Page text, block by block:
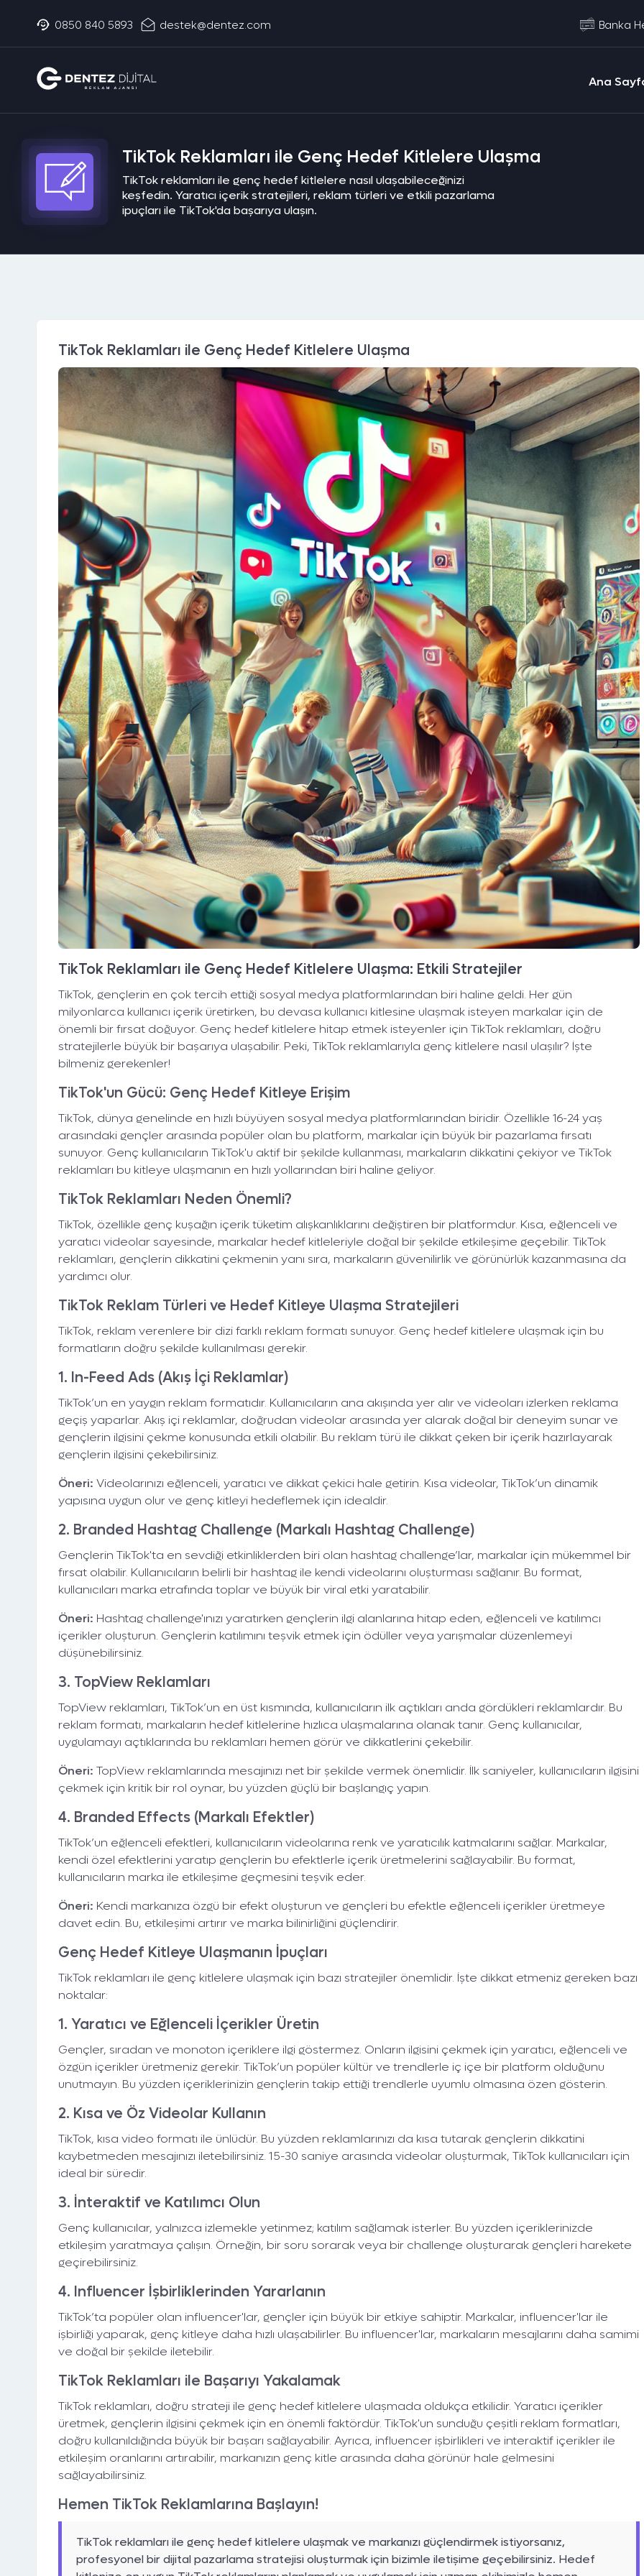
0850 840 5893 destek@dentez.com Banka
Ana
TikTok Reklamları ile Genç Hedef Kitlelere Ulaşma
TikTok reklamları ile genç hedef kitlelere nasıl ulaşabileceğinizi
keşfedin. Yaratıcı içerik stratejileri, reklam türleri ve etkili pazarlama
ipuçları ile TikTok'da başarıya ulaşın.
TikTok Reklamları ile Genç Hedef Kitlelere Ulaşma
TikTok Reklamları ile Genç Hedef Kitlelere Ulaşma: Etkili Stratejiler
TikTok, gençlerin en çok tercih ettiği sosyal medya platformlarından biri haline geldi. Her gün
milyonlarca kullanıcı içerik üretirken, bu devasa kullanıcı kitlesine ulaşmak isteyen markalar için de
önemli bir fırsat doğuyor. Genç hedef kitlelere hitap etmek isteyenler için TikTok reklamları, doğru
stratejilerle büyük bir başarıya ulaşabilir. Peki, TikTok reklamlarıyla genç kitlelere nasıl ulaşılır? İşte
bilmeniz gerekenler!
TikTok'un Gücü: Genç Hedef Kitleye Erişim
TikTok, dünya genelinde en hızlı büyüyen sosyal medya platformlarından biridir. Özellikle 16-24 yaş
arasındaki gençler arasında popüler olan bu platform, markalar için büyük bir pazarlama fırsatı
sunuyor. Genç kullanıcıların TikTok'u aktif bir şekilde kullanması, markaların dikkatini çekiyor ve TikTok
reklamları bu kitleye ulaşmanın en hızlı yollarından biri haline geliyor.
TikTok Reklamları Neden Önemli?
TikTok, özellikle genç kuşağın içerik tüketim alışkanlıklarını değiştiren bir platformdur. Kısa, eğlenceli ve
yaratıcı videolar sayesinde, markalar hedef kitleleriyle doğal bir şekilde etkileşime geçebilir. TikTok
reklamları, gençlerin dikkatini çekmenin yanı sıra, markaların güvenilirlik ve görünürlük kazanmasına da
yardımcı olur.
TikTok Reklam Türleri ve Hedef Kitleye Ulaşma Stratejileri
TikTok, reklam verenlere bir dizi farklı reklam formatı sunuyor. Genç hedef kitlelere ulaşmak için bu
formatların doğru şekilde kullanılması gerekir.
1. In-Feed Ads (Akış İçi Reklamlar)
TikTok’un en yaygın reklam formatıdır. Kullanıcıların ana akışında yer alır ve videoları izlerken reklama
geçiş yaparlar. Akış içi reklamlar, doğrudan videolar arasında yer alarak doğal bir deneyim sunar ve
gençlerin ilgisini çekme konusunda etkili olabilir. Bu reklam türü ile dikkat çeken bir içerik hazırlayarak
gençlerin ilgisini çekebilirsiniz.
Öneri: Videolarınızı eğlenceli, yaratıcı ve dikkat çekici hale getirin. Kısa videolar, TikTok’un dinamik
yapısına uygun olur ve genç kitleyi hedeflemek için idealdir.
2. Branded Hashtag Challenge (Markalı Hashtag Challenge)
Gençlerin TikTok'ta en sevdiği etkinliklerden biri olan hashtag challenge’lar, markalar için mükemmel bir
fırsat olabilir. Kullanıcıların belirli bir hashtag ile kendi videolarını oluşturması sağlanır. Bu format,
kullanıcıları marka etrafında toplar ve büyük bir viral etki yaratabilir.
Öneri: Hashtag challenge'ınızı yaratırken gençlerin ilgi alanlarına hitap eden, eğlenceli ve katılımcı
içerikler oluşturun. Gençlerin katılımını teşvik etmek için ödüller veya yarışmalar düzenlemeyi
düşünebilirsiniz.
3. TopView Reklamları
TopView reklamları, TikTok’un en üst kısmında, kullanıcıların ilk açtıkları anda gördükleri reklamlardır. Bu
reklam formatı, markaların hedef kitlelerine hızlıca ulaşmalarına olanak tanır. Genç kullanıcılar,
uygulamayı açtıklarında bu reklamları hemen görür ve dikkatlerini çekebilir.
Öneri: TopView reklamlarında mesajınızı net bir şekilde vermek önemlidir. İlk saniyeler, kullanıcıların ilgisini
çekmek için kritik bir rol oynar, bu yüzden güçlü bir başlangıç yapın.
4. Branded Effects (Markalı Efektler)
TikTok’un eğlenceli efektleri, kullanıcıların videolarına renk ve yaratıcılık katmalarını sağlar. Markalar,
kendi özel efektlerini yaratıp gençlerin bu efektlerle içerik üretmelerini sağlayabilir. Bu format,
kullanıcıların marka ile etkileşime geçmesini teşvik eder.
Öneri: Kendi markanıza özgü bir efekt oluşturun ve gençleri bu efektle eğlenceli içerikler üretmeye
davet edin. Bu, etkileşimi artırır ve marka bilinirliğini güçlendirir.
Genç Hedef Kitleye Ulaşmanın İpuçları
TikTok reklamları ile genç kitlelere ulaşmak için bazı stratejiler önemlidir. İşte dikkat etmeniz gereken bazı
noktalar:
1. Yaratıcı ve Eğlenceli İçerikler Üretin
Gençler, sıradan ve monoton içeriklere ilgi göstermez. Onların ilgisini çekmek için yaratıcı, eğlenceli ve
özgün içerikler üretmeniz gerekir. TikTok’un popüler kültür ve trendlerle iç içe bir platform olduğunu
unutmayın. Bu yüzden içeriklerinizin gençlerin takip ettiği trendlerle uyumlu olmasına özen gösterin.
2. Kısa ve Öz Videolar Kullanın
TikTok, kısa video formatı ile ünlüdür. Bu yüzden reklamlarınızı da kısa tutarak gençlerin dikkatini
kaybetmeden mesajınızı iletebilirsiniz. 15-30 saniye arasında videolar oluşturmak, TikTok kullanıcıları için
ideal bir süredir.
3. İnteraktif ve Katılımcı Olun
Genç kullanıcılar, yalnızca izlemekle yetinmez; katılım sağlamak isterler. Bu yüzden içeriklerinizde
etkileşim yaratmaya çalışın. Örneğin, bir soru sorarak veya bir challenge oluşturarak gençleri harekete
geçirebilirsiniz.
4. Influencer İşbirliklerinden Yararlanın
TikTok’ta popüler olan influencer'lar, gençler için büyük bir etkiye sahiptir. Markalar, influencer'lar ile
işbirliği yaparak, genç kitleye daha hızlı ulaşabilirler. Bu influencer'lar, markaların mesajlarını daha samimi
ve doğal bir şekilde iletebilir.
TikTok Reklamları ile Başarıyı Yakalamak
TikTok reklamları, doğru strateji ile genç hedef kitlelere ulaşmada oldukça etkilidir. Yaratıcı içerikler
üretmek, gençlerin ilgisini çekmek için en önemli faktördür. TikTok'un sunduğu çeşitli reklam formatları,
doğru kullanıldığında büyük bir başarı sağlayabilir. Ayrıca, influencer işbirlikleri ve interaktif içerikler ile
etkileşim oranlarını artırabilir, markanızın genç kitle arasında daha görünür hale gelmesini
sağlayabilirsiniz.
Hemen TikTok Reklamlarına Başlayın!
TikTok reklamları ile genç hedef kitlelere ulaşmak ve markanızı güçlendirmek istiyorsanız,
profesyonel bir dijital pazarlama stratejisi oluşturmak için bizimle iletişime geçebilirsiniz. Hedef
Dentez Dijital, Dijital Dünyada
Büyümen İçin Var!